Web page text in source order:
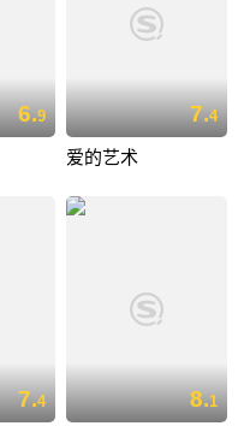
6.9 7.4
爱的艺术
7.4 8.1